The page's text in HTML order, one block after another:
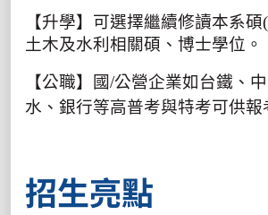
【升學】可選擇繼續修讀本系碩(
土木及水利相關碩、博士學位。
【公職】國/公營企業如台鐵、
水、銀行等高普考與特考可供報
招生亮點